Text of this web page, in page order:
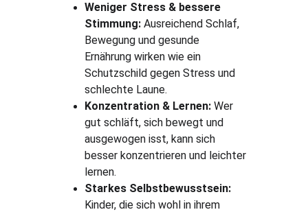
Weniger Stress & bessere
Stimmung: Ausreichend Schlaf,
Bewegung und gesunde
Ernährung wirken wie ein
Schutzschild gegen Stress und
schlechte Laune.
Konzentration & Lernen: Wer
gut schläft, sich bewegt und
ausgewogen isst, kann sich
besser konzentrieren und leichter
lernen.
Starkes Selbstbewusstsein:
Kinder, die sich wohl in ihrem